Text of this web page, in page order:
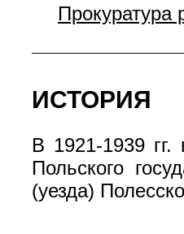
Прокуратура
ИСТОРИЯ
В 1921-1939 гг.
Польского
(уезда)